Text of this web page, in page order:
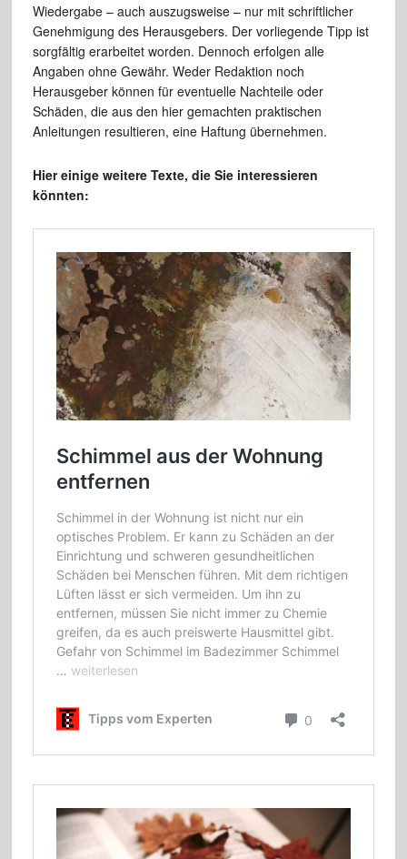
Wiedergabe – auch auszugsweise – nur mit schriftlicher
Genehmigung des Herausgebers. Der vorliegende Tipp ist
sorgfältig erarbeitet worden. Dennoch erfolgen alle
Angaben ohne Gewähr. Weder Redaktion noch
Herausgeber können für eventuelle Nachteile oder
Schäden, die aus den hier gemachten praktischen
Anleitungen resultieren, eine Haftung übernehmen.
Hier einige weitere Texte, die Sie interessieren
könnten: